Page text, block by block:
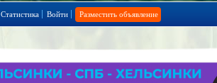
Статистика Войти Разместить объявление